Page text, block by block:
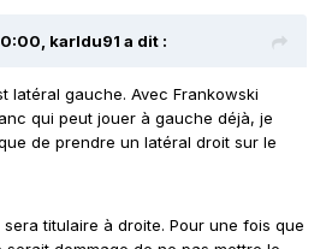
karldu91 a dit :
latéral gauche. Avec Frankowski
qui peut jouer à gauche déjà, je
de prendre un latéral droit sur le
titulaire à droite. Pour une fois que